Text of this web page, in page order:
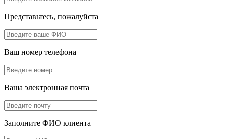
Представьтесь, пожалуйста
Ваш номер телефона
Ваша электронная почта
Заполните ФИО клиента